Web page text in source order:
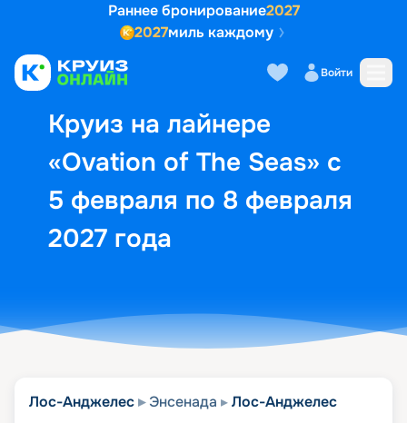
Раннее бронирование2027
2027миль каждому
Войти
Круиз на лайнере
«Ovation of The Seas» с
5 февраля по 8 февраля
2027 года
Выбор кают Маршрут и
Лос-Анджелес Энсенада Лос-Анджелес